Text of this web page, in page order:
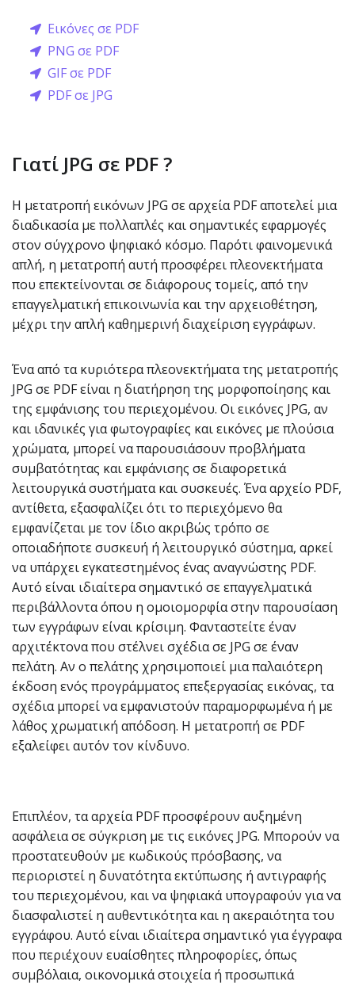
Εικόνες σε PDF
PNG σε PDF
GIF σε PDF
PDF σε JPG
Γιατί JPG σε PDF ?
Η μετατροπή εικόνων JPG σε αρχεία PDF αποτελεί μια
διαδικασία με πολλαπλές και σημαντικές εφαρμογές
στον σύγχρονο ψηφιακό κόσμο. Παρότι φαινομενικά
απλή, η μετατροπή αυτή προσφέρει πλεονεκτήματα
που επεκτείνονται σε διάφορους τομείς, από την
επαγγελματική επικοινωνία και την αρχειοθέτηση,
μέχρι την απλή καθημερινή διαχείριση εγγράφων.
Ένα από τα κυριότερα πλεονεκτήματα της μετατροπής
JPG σε PDF είναι η διατήρηση της μορφοποίησης και
της εμφάνισης του περιεχομένου. Οι εικόνες JPG, αν
και ιδανικές για φωτογραφίες και εικόνες με πλούσια
χρώματα, μπορεί να παρουσιάσουν προβλήματα
συμβατότητας και εμφάνισης σε διαφορετικά
λειτουργικά συστήματα και συσκευές. Ένα αρχείο PDF,
αντίθετα, εξασφαλίζει ότι το περιεχόμενο θα
εμφανίζεται με τον ίδιο ακριβώς τρόπο σε
οποιαδήποτε συσκευή ή λειτουργικό σύστημα, αρκεί
να υπάρχει εγκατεστημένος ένας αναγνώστης PDF.
Αυτό είναι ιδιαίτερα σημαντικό σε επαγγελματικά
περιβάλλοντα όπου η ομοιομορφία στην παρουσίαση
των εγγράφων είναι κρίσιμη. Φανταστείτε έναν
αρχιτέκτονα που στέλνει σχέδια σε JPG σε έναν
πελάτη. Αν ο πελάτης χρησιμοποιεί μια παλαιότερη
έκδοση ενός προγράμματος επεξεργασίας εικόνας, τα
σχέδια μπορεί να εμφανιστούν παραμορφωμένα ή με
λάθος χρωματική απόδοση. Η μετατροπή σε PDF
εξαλείφει αυτόν τον κίνδυνο.
Επιπλέον, τα αρχεία PDF προσφέρουν αυξημένη
ασφάλεια σε σύγκριση με τις εικόνες JPG. Μπορούν να
προστατευθούν με κωδικούς πρόσβασης, να
περιοριστεί η δυνατότητα εκτύπωσης ή αντιγραφής
του περιεχομένου, και να ψηφιακά υπογραφούν για να
διασφαλιστεί η αυθεντικότητα και η ακεραιότητα του
εγγράφου. Αυτό είναι ιδιαίτερα σημαντικό για έγγραφα
που περιέχουν ευαίσθητες πληροφορίες, όπως
συμβόλαια, οικονομικά στοιχεία ή προσωπικά